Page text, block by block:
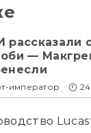
рассказали
—
император